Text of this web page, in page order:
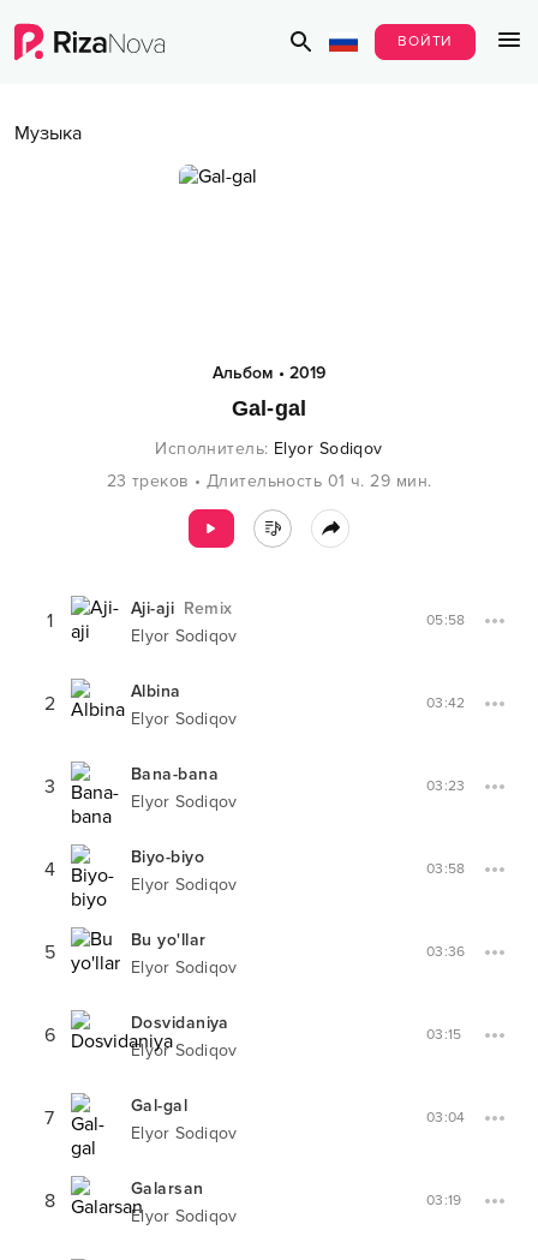
ВОЙТИ
Музыка
Альбом • 2019
Gal-gal
Исполнитель: Elyor Sodiqov
23 треков • Длительность 01 ч. 29 мин.
1 Aji-aji Remix
Elyor Sodiqov
05:58
2
Albina
Elyor Sodiqov
03:42
3
Bana-bana
Elyor Sodiqov
03:23
4
Biyo-biyo
Elyor Sodiqov
03:58
5
Bu yo'llar
Elyor Sodiqov
03:36
6
Dosvidaniya
Elyor Sodiqov
03:15
7
Gal-gal
Elyor Sodiqov
03:04
8
Galarsan
Elyor Sodiqov
03:19